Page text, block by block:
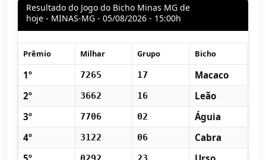
Resultado do Jogo do Bicho Minas MG de
hoje - MINAS-MG - 05/08/2026 - 15:00h
Prêmio Milhar Grupo Bicho
1º 7265 17
Macaco
2º
3662 16
Leão
3º
7706 02
Águia
4º
3122 06
Cabra